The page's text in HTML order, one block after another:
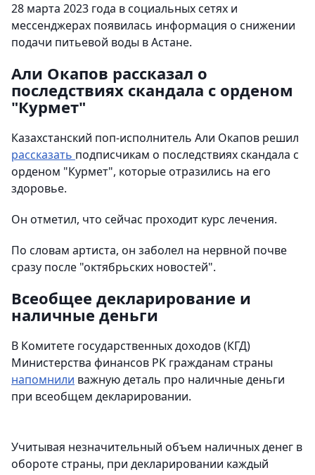
28 марта 2023 года в социальных сетях и
мессенджерах появилась информация о снижении
подачи питьевой воды в Астане.
Али Окапов рассказал о
последствиях скандала с орденом
"Курмет"
Казахстанский поп-исполнитель Али Окапов решил
рассказать подписчикам о последствиях скандала с
орденом "Курмет", которые отразились на его
здоровье.
Он отметил, что сейчас проходит курс лечения.
По словам артиста, он заболел на нервной почве
сразу после "октябрьских новостей".
Всеобщее декларирование и
наличные деньги
В Комитете государственных доходов (КГД)
Министерства финансов РК гражданам страны
напомнили важную деталь про наличные деньги
при всеобщем декларировании.
Учитывая незначительный объем наличных денег в
обороте страны, при декларировании каждый